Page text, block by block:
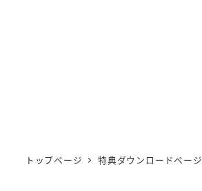
トップページ 特典ダウンロードページ